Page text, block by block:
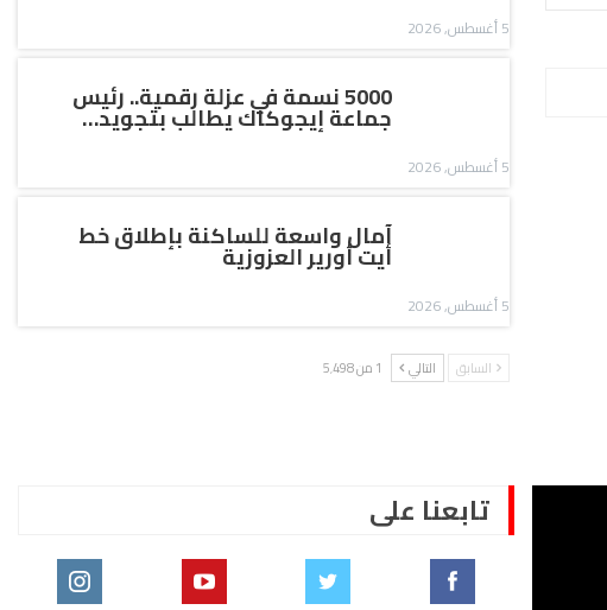
5 أغسطس, 2026
5000 نسمة في عزلة رقمية.. رئيس
جماعة إيجوكاك يطالب بتجويد…
5 أغسطس, 2026
آمال واسعة للساكنة بإطلاق خط
أيت أورير العزوزية
5 أغسطس, 2026
السابق التالي 1 من 5٬498
تابعنا على